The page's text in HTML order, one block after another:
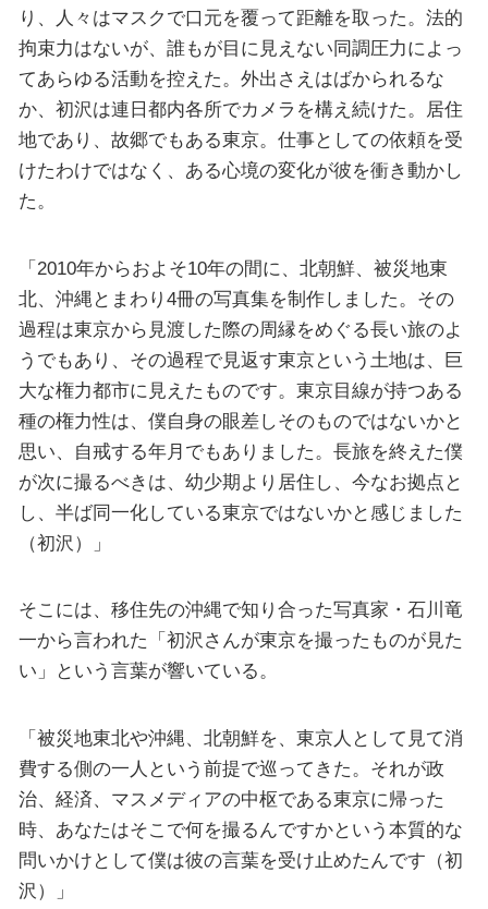
り、人々はマスクで口元を覆って距離を取った。法的
拘束力はないが、誰もが目に見えない同調圧力によっ
てあらゆる活動を控えた。外出さえはばかられるな
か、初沢は連日都内各所でカメラを構え続けた。居住
地であり、故郷でもある東京。仕事としての依頼を受
けたわけではなく、ある心境の変化が彼を衝き動かし
た。
「2010年からおよそ10年の間に、北朝鮮、被災地東
北、沖縄とまわり4冊の写真集を制作しました。その
過程は東京から見渡した際の周縁をめぐる長い旅のよ
うでもあり、その過程で見返す東京という土地は、巨
大な権力都市に見えたものです。東京目線が持つある
種の権力性は、僕自身の眼差しそのものではないかと
思い、自戒する年月でもありました。長旅を終えた僕
が次に撮るべきは、幼少期より居住し、今なお拠点と
し、半ば同一化している東京ではないかと感じました
（初沢）」
そこには、移住先の沖縄で知り合った写真家・石川竜
一から言われた「初沢さんが東京を撮ったものが見た
い」という言葉が響いている。
「被災地東北や沖縄、北朝鮮を、東京人として見て消
費する側の一人という前提で巡ってきた。それが政
治、経済、マスメディアの中枢である東京に帰った
時、あなたはそこで何を撮るんですかという本質的な
問いかけとして僕は彼の言葉を受け止めたんです（初
沢）」